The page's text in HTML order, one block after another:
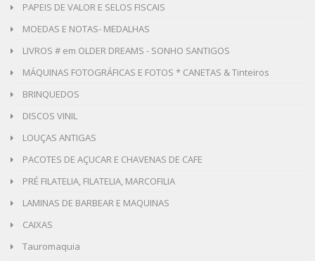
PAPEIS DE VALOR E SELOS FISCAIS
MOEDAS E NOTAS- MEDALHAS
LIVROS # em OLDER DREAMS - SONHO SANTIGOS
MÁQUINAS FOTOGRÁFICAS E FOTOS * CANETAS & Tinteiros
BRINQUEDOS
DISCOS VINIL
LOUÇAS ANTIGAS
PACOTES DE AÇUCAR E CHAVENAS DE CAFE
PRÉ FILATELIA, FILATELIA, MARCOFILIA
LAMINAS DE BARBEAR E MAQUINAS
CAIXAS
Tauromaquia